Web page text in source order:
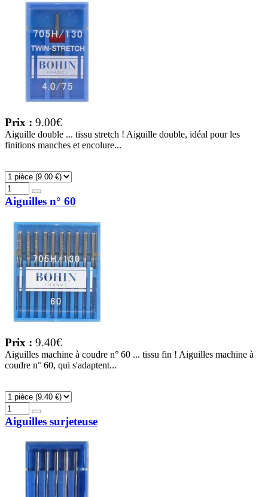
Prix : 9.00€
Aiguille double ... tissu stretch ! Aiguille double, idéal pour les
finitions manches et encolure...
Aiguilles n° 60
Prix : 9.40€
Aiguilles machine à coudre n° 60 ... tissu fin ! Aiguilles machine à
coudre n° 60, qui s'adaptent...
Aiguilles surjeteuse